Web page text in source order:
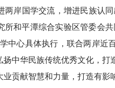
两岸国学交流，增进民族认
所和平潭综合实验区管委会
中心具体执行，联合两岸近
中华民族传统优秀文化，
贡献智慧和力量，打造有影